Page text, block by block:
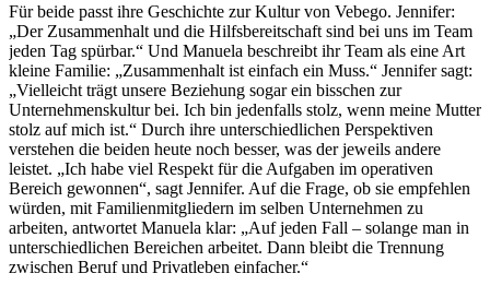
Für beide passt ihre Geschichte zur Kultur von Vebego. Jennifer:
„Der Zusammenhalt und die Hilfsbereitschaft sind bei uns im Team
jeden Tag spürbar.“ Und Manuela beschreibt ihr Team als eine Art
kleine Familie: „Zusammenhalt ist einfach ein Muss.“ Jennifer sagt:
„Vielleicht trägt unsere Beziehung sogar ein bisschen zur
Unternehmenskultur bei. Ich bin jedenfalls stolz, wenn meine Mutter
stolz auf mich ist.“ Durch ihre unterschiedlichen Perspektiven
verstehen die beiden heute noch besser, was der jeweils andere
leistet. „Ich habe viel Respekt für die Aufgaben im operativen
Bereich gewonnen“, sagt Jennifer. Auf die Frage, ob sie empfehlen
würden, mit Familienmitgliedern im selben Unternehmen zu
arbeiten, antwortet Manuela klar: „Auf jeden Fall – solange man in
unterschiedlichen Bereichen arbeitet. Dann bleibt die Trennung
zwischen Beruf und Privatleben einfacher.“